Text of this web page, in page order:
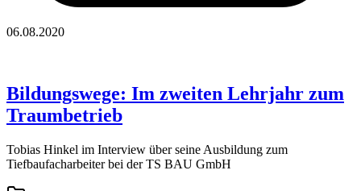
06.08.2020
Bildungswege: Im zweiten Lehrjahr zum
Traumbetrieb
Tobias Hinkel im Interview über seine Ausbildung zum
Tiefbaufacharbeiter bei der TS BAU GmbH